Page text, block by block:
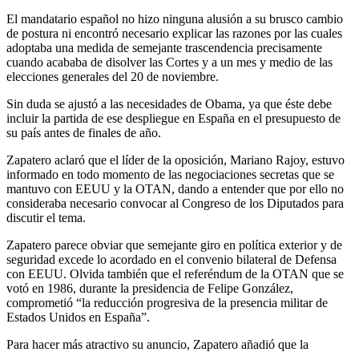
El mandatario español no hizo ninguna alusión a su brusco cambio
de postura ni encontró necesario explicar las razones por las cuales
adoptaba una medida de semejante trascendencia precisamente
cuando acababa de disolver las Cortes y a un mes y medio de las
elecciones generales del 20 de noviembre.
Sin duda se ajustó a las necesidades de Obama, ya que éste debe
incluir la partida de ese despliegue en España en el presupuesto de
su país antes de finales de año.
Zapatero aclaró que el líder de la oposición, Mariano Rajoy, estuvo
informado en todo momento de las negociaciones secretas que se
mantuvo con EEUU y la OTAN, dando a entender que por ello no
consideraba necesario convocar al Congreso de los Diputados para
discutir el tema.
Zapatero parece obviar que semejante giro en política exterior y de
seguridad excede lo acordado en el convenio bilateral de Defensa
con EEUU. Olvida también que el referéndum de la OTAN que se
votó en 1986, durante la presidencia de Felipe González,
comprometió “la reducción progresiva de la presencia militar de
Estados Unidos en España”.
Para hacer más atractivo su anuncio, Zapatero añadió que la